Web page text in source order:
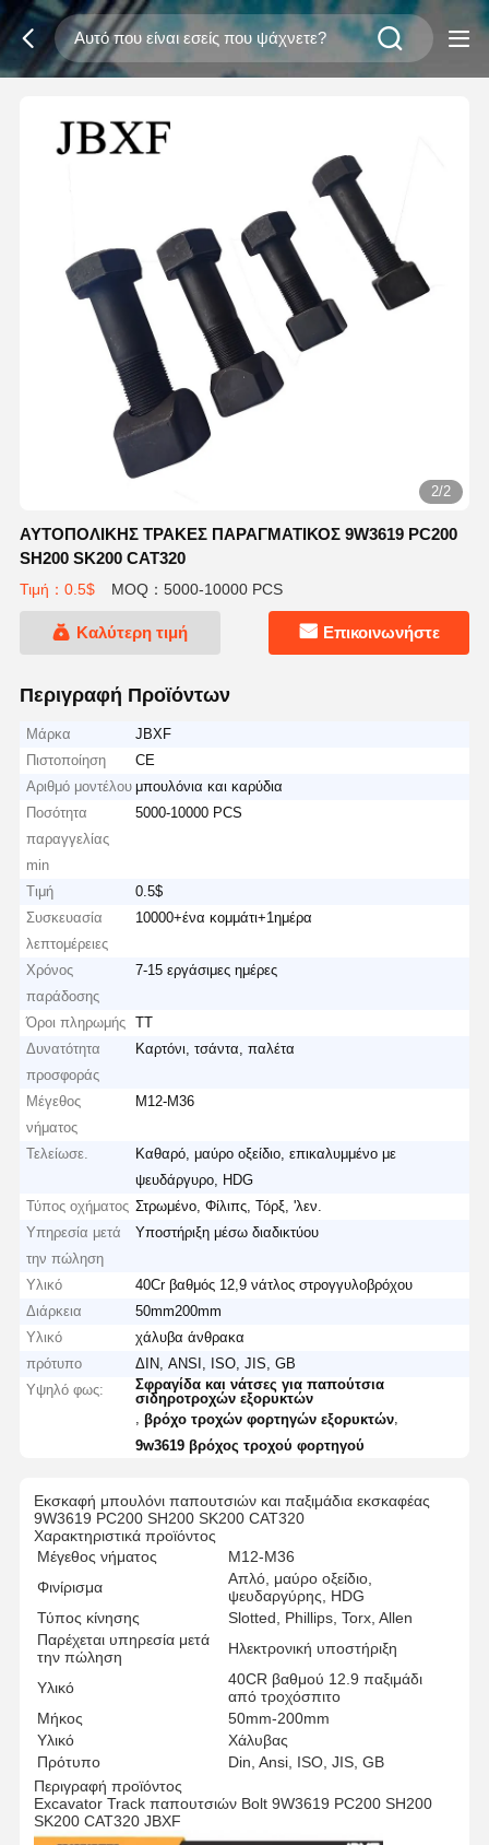
2/2
ΑΥΤΟΠΟΛΙΚΗΣ ΤΡΑΚΕΣ ΠΑΡΑΓΜΑΤΙΚΟΣ 9W3619 PC200
SH200 SK200 CAT320
Τιμή：0.5$ MOQ：5000-10000 PCS
Καλύτερη τιμή Επικοινωνήστε
Περιγραφή Προϊόντων
Μάρκα
JBXF
Πιστοποίηση
CE
Αριθμό μοντέλου μπουλόνια και καρύδια
Ποσότητα
παραγγελίας
min
5000-10000 PCS
Τιμή
0.5$
Συσκευασία
λεπτομέρειες
10000+ένα κομμάτι+1ημέρα
Χρόνος
παράδοσης
7-15 εργάσιμες ημέρες
Όροι πληρωμής
ΤΤ
Δυνατότητα
προσφοράς
Καρτόνι, τσάντα, παλέτα
Μέγεθος
νήματος
M12-M36
Τελείωσε.
Καθαρό, μαύρο οξείδιο, επικαλυμμένο με
ψευδάργυρο, HDG
Τύπος οχήματος Στρωμένο, Φίλιπς, Τόρξ, 'λεν.
Υπηρεσία μετά
την πώληση
Υποστήριξη μέσω διαδικτύου
Υλικό
40Cr βαθμός 12,9 νάτλος στρογγυλοβρόχου
Διάρκεια
50mm200mm
Υλικό
χάλυβα άνθρακα
πρότυπο
ΔΙΝ, ANSI, ISO, JIS, GB
Υψηλό φως:
Σφραγίδα και νάτσες για παπούτσια
σιδηροτροχών εξορυκτών
βρόχο τροχών φορτηγών εξορυκτών
9w3619 βρόχος τροχού φορτηγού
Εκσκαφή μπουλόνι παπουτσιών και παξιμάδια εκσκαφέας
9W3619 PC200 SH200 SK200 CAT320
Χαρακτηριστικά προϊόντος
Μέγεθος νήματος
M12-M36
Φινίρισμα
Απλό, μαύρο οξείδιο,
ψευδαργύρης, HDG
Τύπος κίνησης
Slotted, Phillips, Torx, Allen
Παρέχεται υπηρεσία μετά
την πώληση
Ηλεκτρονική υποστήριξη
Υλικό
40CR βαθμού 12.9 παξιμάδι
από τροχόσπιτο
Μήκος
50mm-200mm
Υλικό
Χάλυβας
Πρότυπο
Din, Ansi, ISO, JIS, GB
Περιγραφή προϊόντος
Excavator Track παπουτσιών Bolt 9W3619 PC200 SH200
SK200 CAT320 JBXF